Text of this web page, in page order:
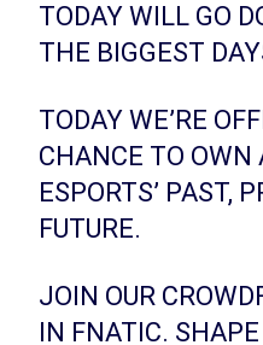
TODAY WILL GO
THE BIGGEST
TODAY WE’RE
CHANCE TO OWN
ESPORTS’ PAST,
FUTURE.
JOIN OUR
IN FNATIC.